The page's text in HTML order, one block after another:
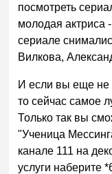
посмотреть
молодая актриса
сериале
Вилкова,
И если вы еще не
то сейчас самое
Только так вы
"Ученица
канале 111 на
услуги наберите